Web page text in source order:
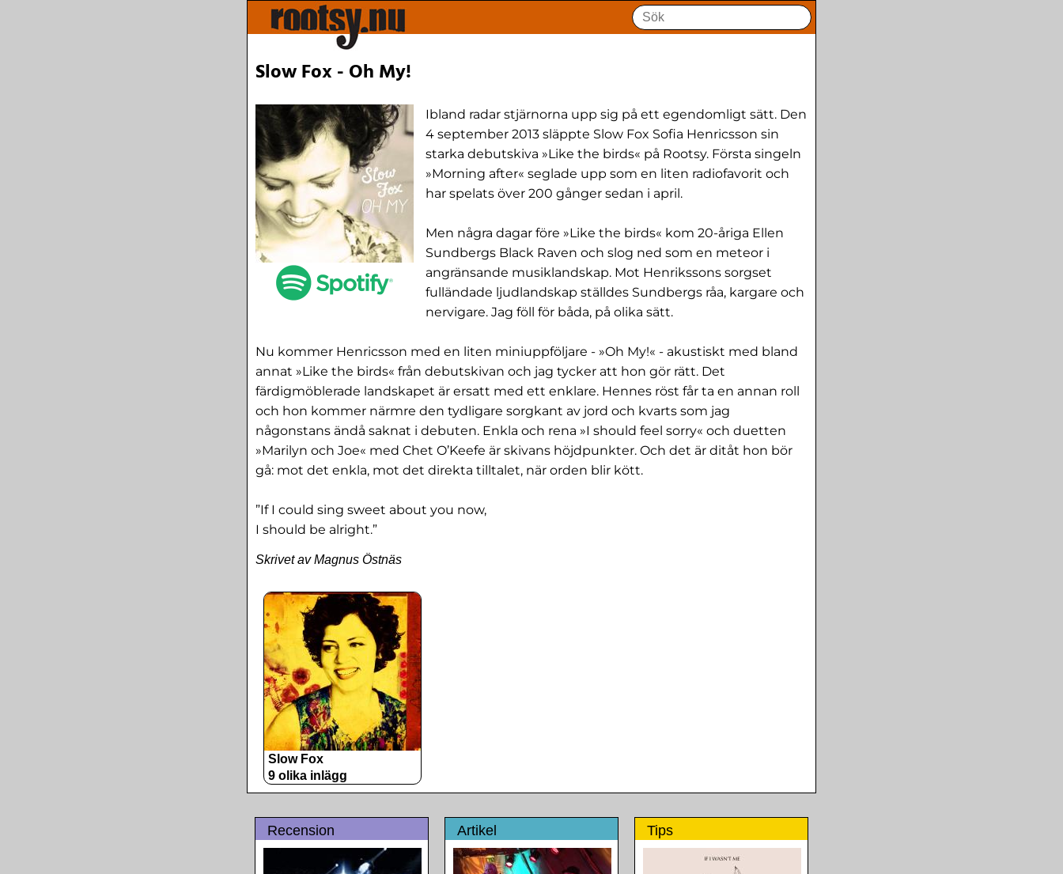
Slow Fox - Oh My!
Ibland radar stjärnorna upp sig på ett egendomligt sätt. Den
4 september 2013 släppte Slow Fox Sofia Henricsson sin
starka debutskiva »Like the birds« på Rootsy. Första singeln
»Morning after« seglade upp som en liten radiofavorit och
har spelats över 200 gånger sedan i april.
Men några dagar före »Like the birds« kom 20-åriga Ellen
Sundbergs Black Raven och slog ned som en meteor i
angränsande musiklandskap. Mot Henrikssons sorgset
fulländade ljudlandskap ställdes Sundbergs råa, kargare och
nervigare. Jag föll för båda, på olika sätt.
Nu kommer Henricsson med en liten miniuppföljare - »Oh My!« - akustiskt med bland
annat »Like the birds« från debutskivan och jag tycker att hon gör rätt. Det
färdigmöblerade landskapet är ersatt med ett enklare. Hennes röst får ta en annan roll
och hon kommer närmre den tydligare sorgkant av jord och kvarts som jag
någonstans ändå saknat i debuten. Enkla och rena »I should feel sorry« och duetten
»Marilyn och Joe« med Chet O’Keefe är skivans höjdpunkter. Och det är ditåt hon bör
gå: mot det enkla, mot det direkta tilltalet, när orden blir kött.
”If I could sing sweet about you now,
I should be alright.”
Skrivet av Magnus Östnäs
Slow Fox
9 olika inlägg
Recension Artikel Tips